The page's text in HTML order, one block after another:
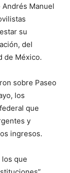
Manuel
su
del
de México.
sobre Paseo
los
que
y
ingresos.
que